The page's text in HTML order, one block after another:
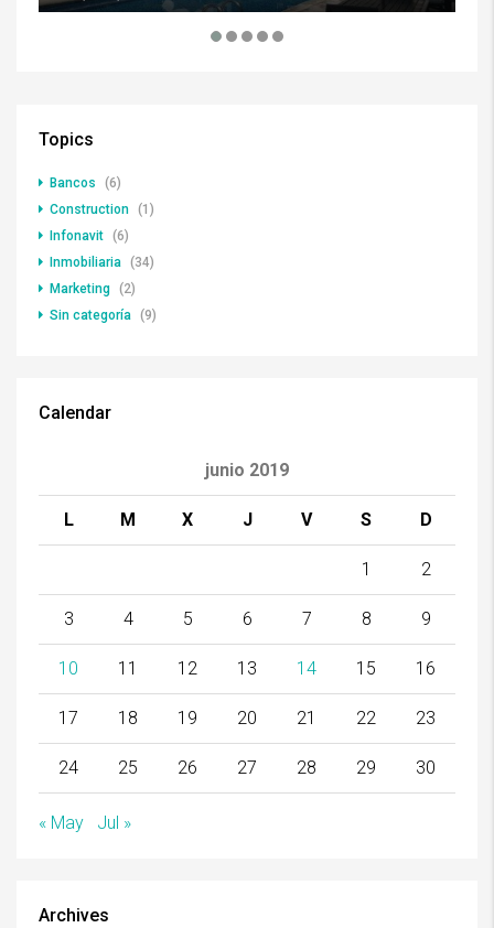
Topics
Bancos
(6)
Construction (1)
Infonavit (6)
Inmobiliaria (34)
Marketing (2)
Sin categoría (9)
Calendar
junio 2019
L M X J V S D
1 2
3 4 5 6 7 8 9
10 11 12 13 14 15 16
17 18 19 20 21 22 23
24 25 26 27 28 29 30
« May Jul »
Archives